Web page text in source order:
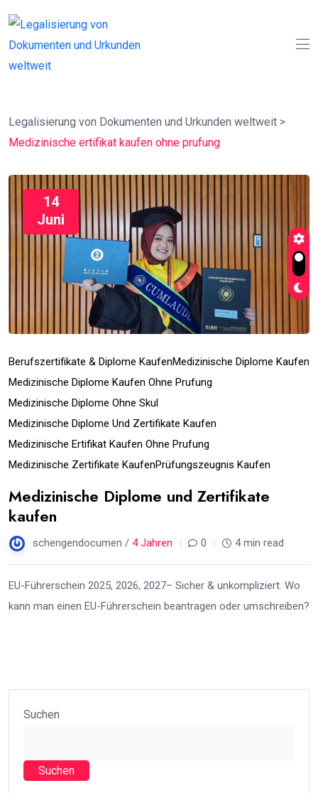
Legalisierung von Dokumenten und Urkunden weltweit >
Medizinische ertifikat kaufen ohne prufung
14
Juni
Berufszertifikate & Diplome KaufenMedizinische Diplome Kaufen
Medizinische Diplome Kaufen Ohne Prufung
Medizinische Diplome Ohne Skul
Medizinische Diplome Und Zertifikate Kaufen
Medizinische Ertifikat Kaufen Ohne Prufung
Medizinische Zertifikate KaufenPrüfungszeugnis Kaufen
Medizinische Diplome und Zertifikate
kaufen
schengendocumen / 4 Jahren 0 4 min read
EU-Führerschein 2025, 2026, 2027– Sicher & unkompliziert. Wo
kann man einen EU-Führerschein beantragen oder umschreiben?
Suchen
Suchen